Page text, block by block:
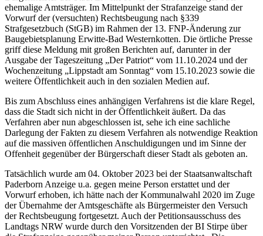
ehemalige Amtsträger. Im Mittelpunkt der Strafanzeige stand der
Vorwurf der (versuchten) Rechtsbeugung nach §339
Strafgesetzbuch (StGB) im Rahmen der 13. FNP-Änderung zur
Baugebietsplanung Erwitte-Bad Westernkotten. Die örtliche Presse
griff diese Meldung mit großen Berichten auf, darunter in der
Ausgabe der Tageszeitung „Der Patriot“ vom 11.10.2024 und der
Wochenzeitung „Lippstadt am Sonntag“ vom 15.10.2023 sowie die
weitere Öffentlichkeit auch in den sozialen Medien auf.
Bis zum Abschluss eines anhängigen Verfahrens ist die klare Regel,
dass die Stadt sich nicht in der Öffentlichkeit äußert. Da das
Verfahren aber nun abgeschlossen ist, sehe ich eine sachliche
Darlegung der Fakten zu diesem Verfahren als notwendige Reaktion
auf die massiven öffentlichen Anschuldigungen und im Sinne der
Offenheit gegenüber der Bürgerschaft dieser Stadt als geboten an.
Tatsächlich wurde am 04. Oktober 2023 bei der Staatsanwaltschaft
Paderborn Anzeige u.a. gegen meine Person erstattet und der
Vorwurf erhoben, ich hätte nach der Kommunalwahl 2020 im Zuge
der Übernahme der Amtsgeschäfte als Bürgermeister den Versuch
der Rechtsbeugung fortgesetzt. Auch der Petitionsausschuss des
Landtags NRW wurde durch den Vorsitzenden der BI Stirpe über